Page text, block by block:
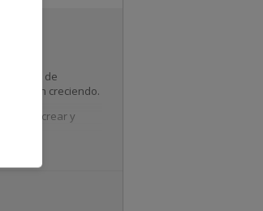
Virtual de
sigan creciendo.
crear y